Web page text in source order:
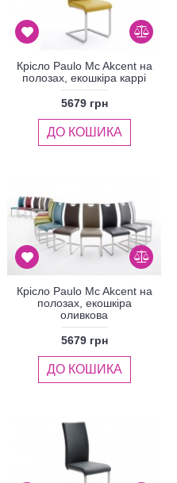
Крісло Paulo Mc Akcent на
полозах, екошкіра каррі
5679 грн
ДО КОШИКА
Крісло Paulo Mc Akcent на
полозах, екошкіра
оливкова
5679 грн
ДО КОШИКА